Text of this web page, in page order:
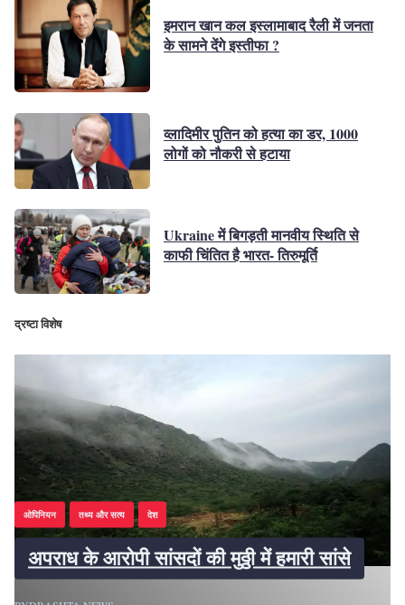
इमरान खान कल इस्लामाबाद रैली में जनता
के सामने देंगे इस्तीफा ?
व्लादिमीर पुतिन को हत्या का डर, 1000
लोगों को नौकरी से हटाया
Ukraine में बिगड़ती मानवीय स्थिति से
काफी चिंतित है भारत- तिरुमूर्ति
द्रष्टा विशेष
ओपिनियन तथ्य और सत्य देश
अपराध के आरोपी सांसदों की मुठ्ठी में हमारी सांसे